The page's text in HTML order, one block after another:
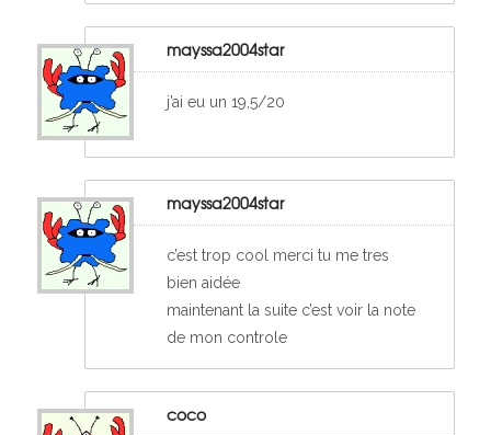
mayssa2004star
j’ai eu un 19,5/20
mayssa2004star
c’est trop cool merci tu me tres
bien aidée
maintenant la suite c’est voir la note
de mon controle
coco